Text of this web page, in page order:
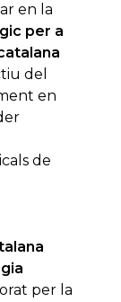
en la
per a
del
en
de
per la